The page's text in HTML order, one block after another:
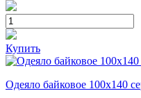
Купить
Одеяло байковое 100х140